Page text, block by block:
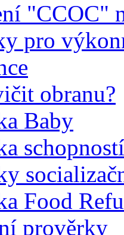
"CCOC"
pro
obranu?
Baby
Food
prověrky